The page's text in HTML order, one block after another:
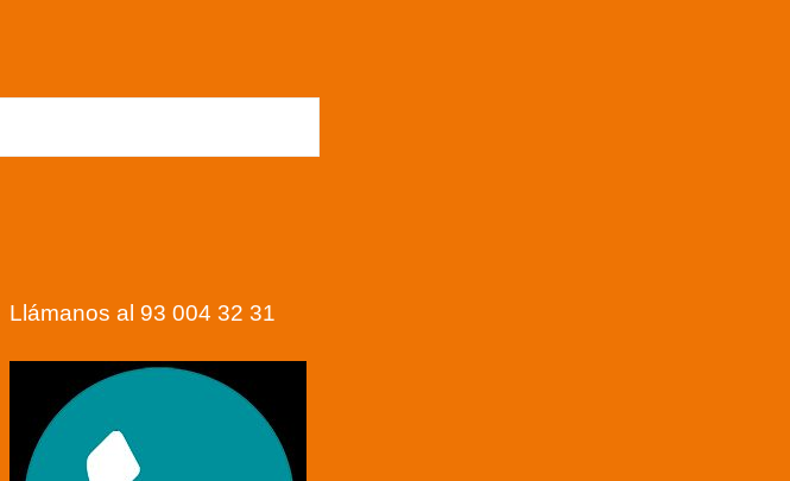
Llámanos al 93 004 32 31